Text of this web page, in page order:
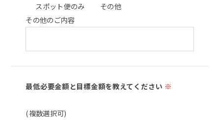
スポット便のみ
その他
その他のご内容
最低必要金額と目標金額を教えてください ※
(複数選択可)